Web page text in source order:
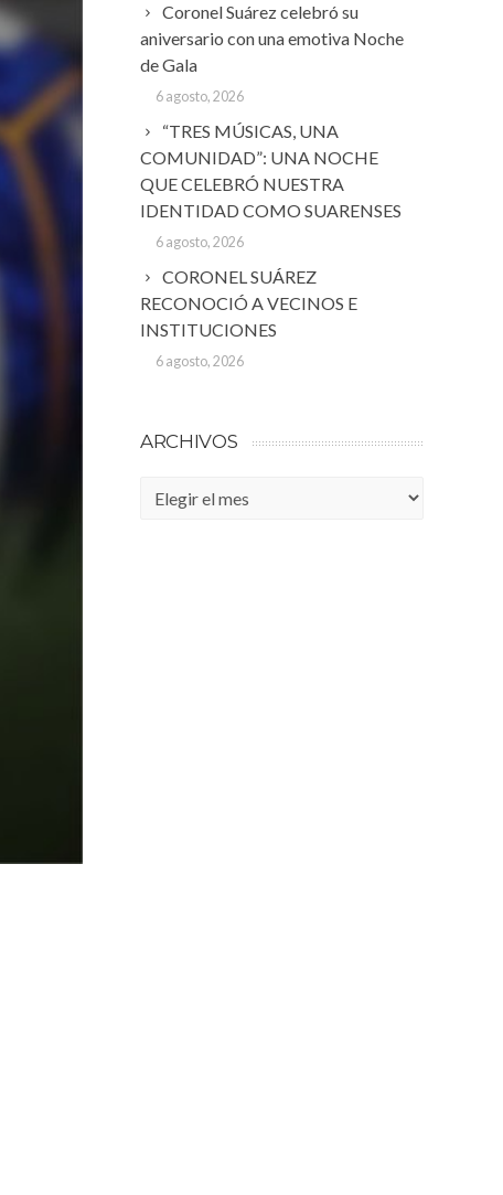
Coronel Suárez celebró su
aniversario con una emotiva Noche
de Gala
6 agosto, 2026
“TRES MÚSICAS, UNA
COMUNIDAD”: UNA NOCHE
QUE CELEBRÓ NUESTRA
IDENTIDAD COMO SUARENSES
6 agosto, 2026
CORONEL SUÁREZ
RECONOCIÓ A VECINOS E
INSTITUCIONES
6 agosto, 2026
ARCHIVOS
Archivos